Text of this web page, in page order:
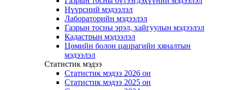
Нүүрсний мэдээлэл
Лабораторийн мэдээлэл
Газрын тосны эрэл, хайгуулын мэдээлэл
Кадастрын мэдээлэл
Цөмийн болон цацрагийн хяналтын
мэдээлэл
Статистик мэдээ
Статистик мэдээ 2026 он
Статистик мэдээ 2025 он